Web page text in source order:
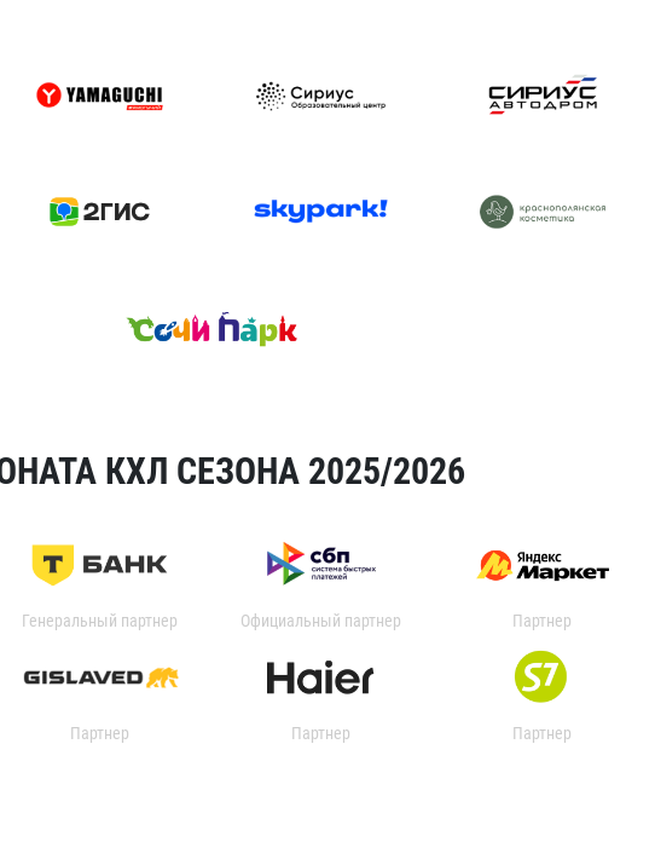
КХЛ СЕЗОНА 2025/2026
Генеральный партнер Официальный партнер Партнер
Партнер Партнер Партнер